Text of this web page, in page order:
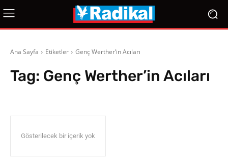
Ana Sayfa Etiketler Genç Werther’in Acıları
Tag: Genç Werther’in Acıları
Gösterilecek bir içerik yok